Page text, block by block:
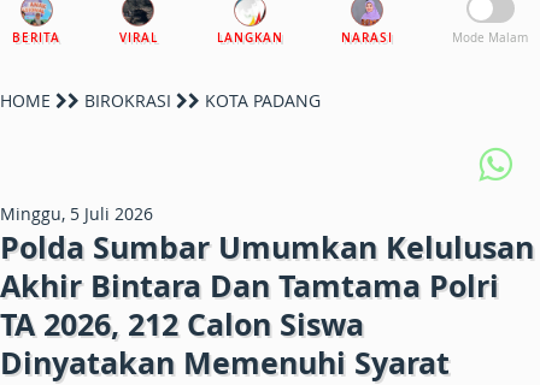
BERITA VIRAL LANGKAN NARASI Mode Malam
HOME BIROKRASI KOTA PADANG
Minggu, 5 Juli 2026
Polda Sumbar Umumkan Kelulusan
Akhir Bintara Dan Tamtama Polri
TA 2026, 212 Calon Siswa
Dinyatakan Memenuhi Syarat